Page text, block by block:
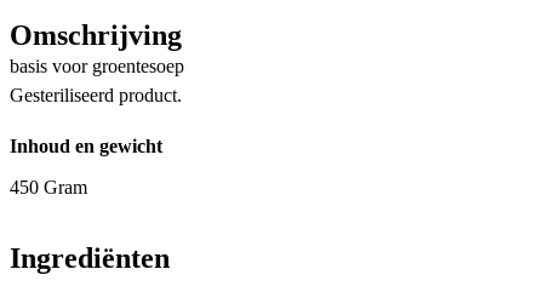
Omschrijving
basis voor groentesoep
Gesteriliseerd product.
Inhoud en gewicht
450 Gram
Ingrediënten